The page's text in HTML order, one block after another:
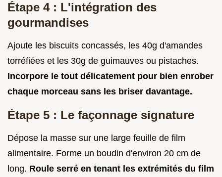
Étape 4 : L'intégration des
gourmandises
Ajoute les biscuits concassés, les 40g d'amandes
torréfiées et les 30g de guimauves ou pistaches.
Incorpore le tout délicatement pour bien enrober
chaque morceau sans les briser davantage.
Étape 5 : Le façonnage signature
Dépose la masse sur une large feuille de film
alimentaire. Forme un boudin d'environ 20 cm de
long. Roule serré en tenant les extrémités du film